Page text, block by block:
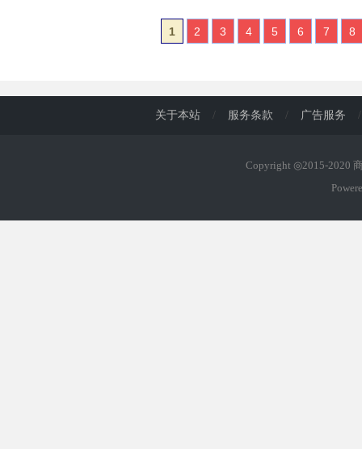
1 2 3 4 5 6 7 8
关于本站 / 服务条款 / 广告服务 /
Copyright ◎2015-2020